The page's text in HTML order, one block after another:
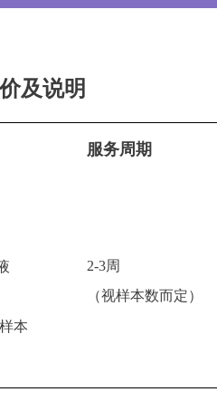
及说明
服务周期
本
2-3周
（视样本数而定）